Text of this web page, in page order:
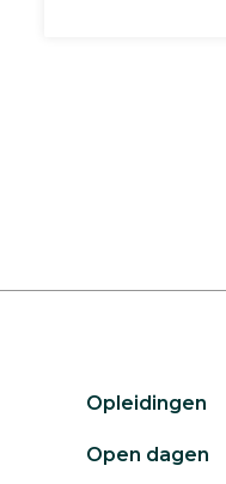
Opleidingen
Open dagen